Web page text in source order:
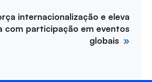
internacionalização e eleva
com participação em eventos
globais